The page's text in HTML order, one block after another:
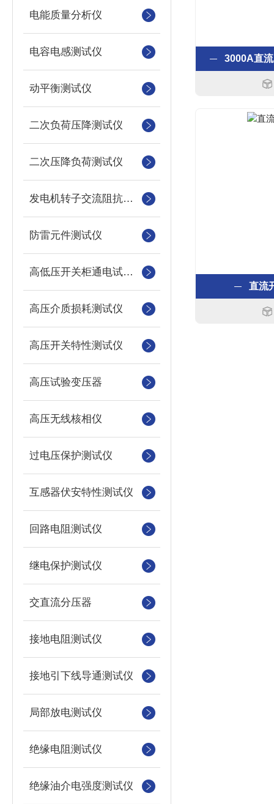
电能质量分析仪
电容电感测试仪
动平衡测试仪
二次负荷压降测试仪
二次压降负荷测试仪
发电机转子交流阻抗测试仪
防雷元件测试仪
高低压开关柜通电试验台
高压介质损耗测试仪
高压开关特性测试仪
高压试验变压器
高压无线核相仪
过电压保护测试仪
互感器伏安特性测试仪
回路电阻测试仪
继电保护测试仪
交直流分压器
接地电阻测试仪
接地引下线导通测试仪
局部放电测试仪
绝缘电阻测试仪
绝缘油介电强度测试仪
3000A直
直流